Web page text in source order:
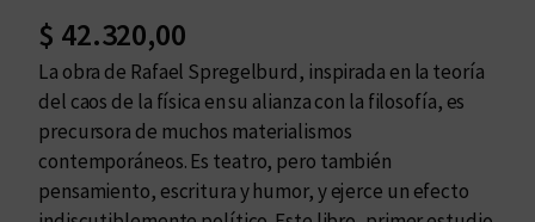
$ 42.320,00
La obra de Rafael Spregelburd, inspirada en la teoría
del caos de la física en su alianza con la filosofía, es
precursora de muchos materialismos
contemporáneos. Es teatro, pero también
pensamiento, escritura y humor, y ejerce un efecto